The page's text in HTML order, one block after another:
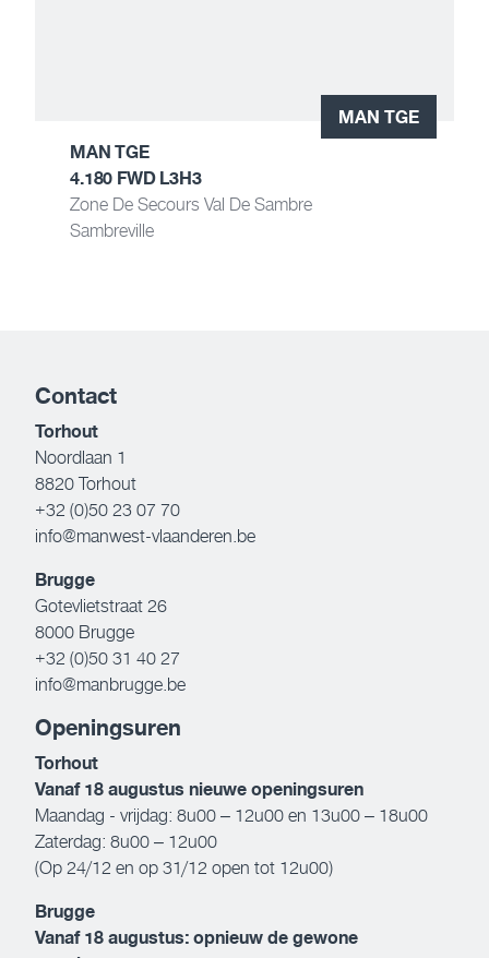
MAN TGE
MAN TGE
4.180 FWD L3H3
Zone De Secours Val De Sambre
Sambreville
Contact
Torhout
Noordlaan 1
8820 Torhout
+32 (0)50 23 07 70
info@manwest-vlaanderen.be
Brugge
Gotevlietstraat 26
8000 Brugge
+32 (0)50 31 40 27
info@manbrugge.be
Openingsuren
Torhout
Vanaf 18 augustus nieuwe openingsuren
Maandag - vrijdag: 8u00 – 12u00 en 13u00 – 18u00
Zaterdag: 8u00 – 12u00
(Op 24/12 en op 31/12 open tot 12u00)
Brugge
Vanaf 18 augustus: opnieuw de gewone